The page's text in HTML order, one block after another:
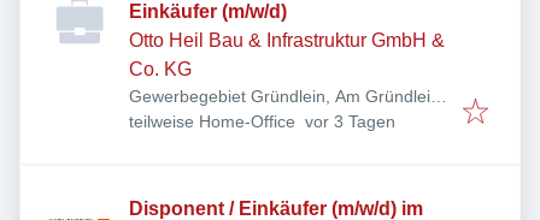
Einkäufer (m/w/d)
Otto Heil Bau & Infrastruktur GmbH &
Co. KG
Gewerbegebiet Gründlein, Am Gründlein
1, 97714 Oerlenbach-Eltingshausen,
teilweise Home-Office Veröffentlicht
vor 3 Tagen
Disponent / Einkäufer (m/w/d) im